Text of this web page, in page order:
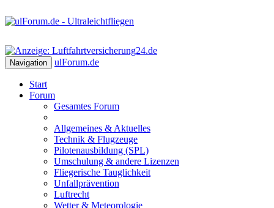
Navigation ulForum.de
Start
Forum
Gesamtes Forum
Allgemeines & Aktuelles
Technik & Flugzeuge
Pilotenausbildung (SPL)
Umschulung & andere Lizenzen
Fliegerische Tauglichkeit
Unfallprävention
Luftrecht
Wetter & Meteorologie